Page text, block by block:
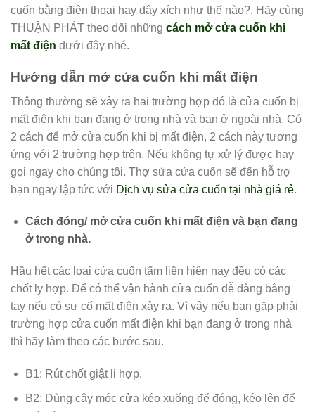
cuốn bằng điện thoại hay dây xích như thế nào?. Hãy cùng
THUẬN PHÁT theo dõi những cách mở cửa cuốn khi
mất điện dưới đây nhé.
Hướng dẫn mở cửa cuốn khi mất điện
Thông thường sẽ xảy ra hai trường hợp đó là cửa cuốn bị
mất điện khi bạn đang ở trong nhà và bạn ở ngoài nhà. Có
2 cách để mở cửa cuốn khi bị mất điện, 2 cách này tương
ứng với 2 trường hợp trên. Nếu không tự xử lý được hay
gọi ngay cho chúng tôi. Thợ sửa cửa cuốn sẽ đến hỗ trợ
bạn ngay lập tức với Dịch vụ sửa cửa cuốn tại nhà giá rẻ.
Cách đóng/ mở cửa cuốn khi mất điện và bạn đang
ở trong nhà.
Hầu hết các loại cửa cuốn tấm liền hiện nay đều có các
chốt ly hợp. Để có thể vận hành cửa cuốn dễ dàng bằng
tay nếu có sự cố mất điện xảy ra. Vì vậy nếu bạn gặp phải
trường hợp cửa cuốn mất điện khi bạn đang ở trong nhà
thì hãy làm theo các bước sau.
B1: Rút chốt giật li hợp.
B2: Dùng cây móc cửa kéo xuống để đóng, kéo lên để